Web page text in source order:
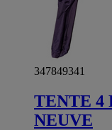
347849341
TENTE 4
NEUVE